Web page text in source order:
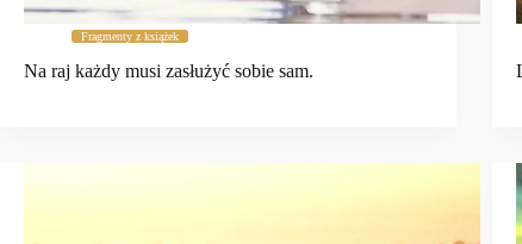
Fragmenty z książek
Na raj każdy musi zasłużyć sobie sam.